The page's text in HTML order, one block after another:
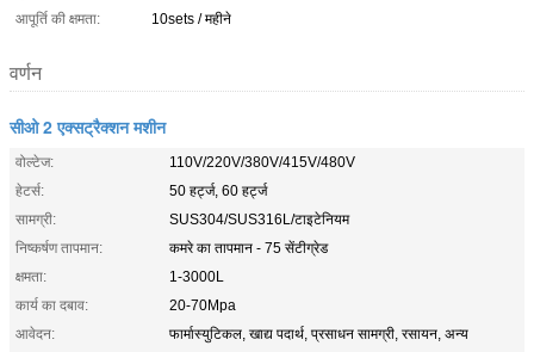
आपूर्ति की क्षमता:
10sets / महीने
वर्णन
सीओ 2 एक्सट्रैक्शन मशीन
वोल्टेज:
110V/220V/380V/415V/480V
हेटर्स:
50 हर्ट्ज, 60 हर्ट्ज
सामग्री:
SUS304/SUS316L/टाइटेनियम
निष्कर्षण तापमान:
कमरे का तापमान - 75 सेंटीग्रेड
क्षमता:
1-3000L
कार्य का दबाव:
20-70Mpa
आवेदन:
फार्मास्युटिकल, खाद्य पदार्थ, प्रसाधन सामग्री, रसायन, अन्य